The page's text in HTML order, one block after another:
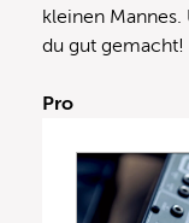
kleinen Mannes.
du gut gemacht!
Pro